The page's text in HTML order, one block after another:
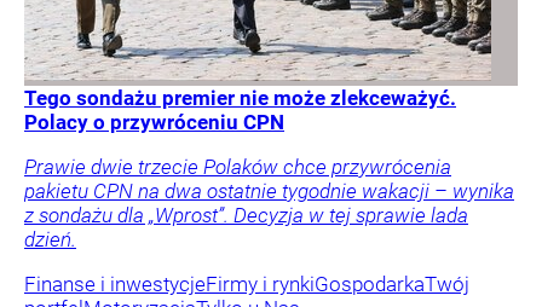
Tego sondażu premier nie może zlekceważyć.
Polacy o przywróceniu CPN
Prawie dwie trzecie Polaków chce przywrócenia
pakietu CPN na dwa ostatnie tygodnie wakacji – wynika
z sondażu dla „Wprost”. Decyzja w tej sprawie lada
dzień.
Finanse i inwestycjeFirmy i rynkiGospodarkaTwój